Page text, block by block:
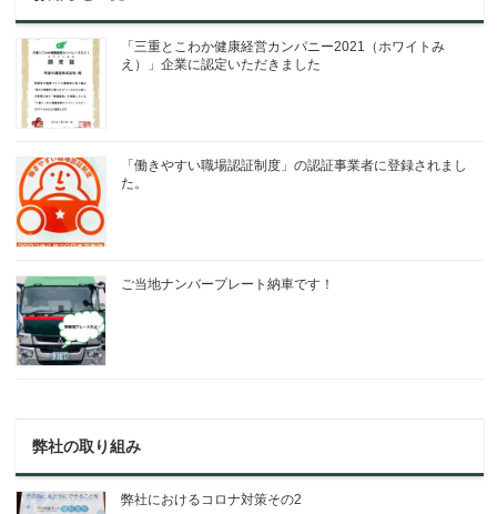
「三重とこわか健康経営カンパニー2021（ホワイトみ
え）」企業に認定いただきました
「働きやすい職場認証制度」の認証事業者に登録されまし
た。
ご当地ナンバープレート納車です！
弊社の取り組み
弊社におけるコロナ対策その2